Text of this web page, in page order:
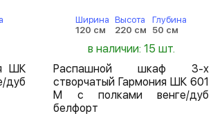
ШК
дуб
Ширина
120 см
Высота
220 см
Глубина
50 см
в наличии: 15 шт.
Распашной шкаф 3-х
створчатый Гармония ШК 601
М с полками венге/дуб
белфорт